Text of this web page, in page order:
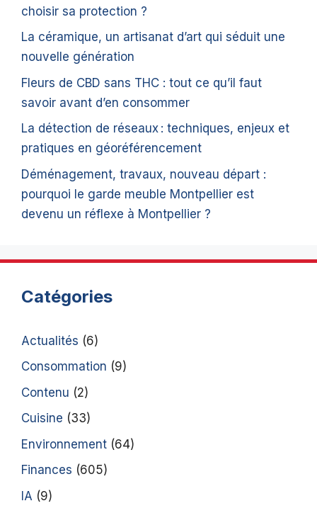
choisir sa protection ?
La céramique, un artisanat d’art qui séduit une
nouvelle génération
Fleurs de CBD sans THC : tout ce qu’il faut
savoir avant d’en consommer
La détection de réseaux : techniques, enjeux et
pratiques en géoréférencement
Déménagement, travaux, nouveau départ :
pourquoi le garde meuble Montpellier est
devenu un réflexe à Montpellier ?
Catégories
Actualités (6)
Consommation (9)
Contenu (2)
Cuisine (33)
Environnement (64)
Finances (605)
IA (9)